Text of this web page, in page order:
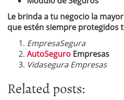
Le brinda a tu negocio la
que estén siempre protegidos
EmpresaSegura
AutoSeguro Empresas
Vidasegura Empresas
Related posts: